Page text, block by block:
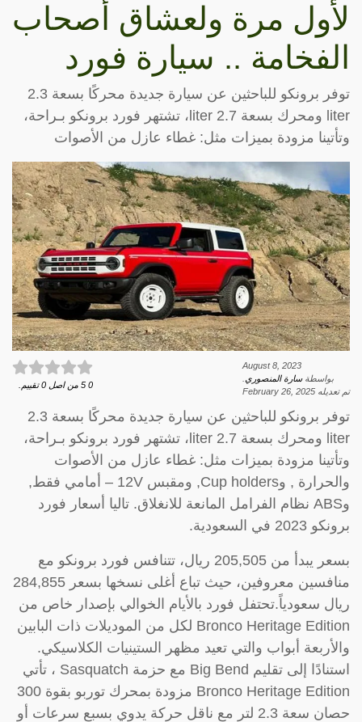
لأول مرة ولعشاق أصحاب
الفخامة .. سيارة فورد
توفر برونكو للباحثين عن سيارة جديدة محركًا بسعة 2.3
liter ومحرك بسعة 2.7 liter، تشتهر فورد برونكو بـراحة،
وتأتينا مزودة بميزات مثل: غطاء عازل من الأصوات
August 8, 2023
بواسطةسارة المنصوري
تم تعديله February 26, 2025
0
5 من اصل 0 تقييم.
توفر برونكو للباحثين عن سيارة جديدة محركًا بسعة 2.3
liter ومحرك بسعة 2.7 liter، تشتهر فورد برونكو بـراحة،
وتأتينا مزودة بميزات مثل: غطاء عازل من الأصوات
والحرارة , وCup holders, ومقبس 12V – أمامي فقط,
وABS نظام الفرامل المانعة للانغلاق. تاليا أسعار فورد
برونكو 2023 في السعودية.
بسعر يبدأ من 205,505 ريال، تتنافس فورد برونكو مع
منافسين معروفين، حيث تباع أغلى نسخها بسعر 284,855
ريال سعودياً.تحتفل فورد بالأيام الخوالي بإصدار خاص من
Bronco Heritage Edition لكل من الموديلات ذات البابين
والأربعة أبواب والتي تعيد مظهر الستينيات الكلاسيكي.
استنادًا إلى تقليم Big Bend مع حزمة Sasquatch ، تأتي
Bronco Heritage Edition مزودة بمحرك توربو بقوة 300
حصان سعة 2.3 لتر مع ناقل حركة يدوي بسبع سرعات أو